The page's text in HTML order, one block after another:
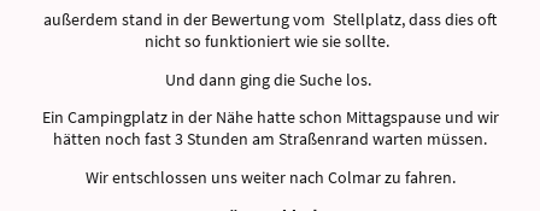
außerdem stand in der Bewertung vom Stellplatz, dass dies oft
nicht so funktioniert wie sie sollte.
Und dann ging die Suche los.
Ein Campingplatz in der Nähe hatte schon Mittagspause und wir
hätten noch fast 3 Stunden am Straßenrand warten müssen.
Wir entschlossen uns weiter nach Colmar zu fahren.